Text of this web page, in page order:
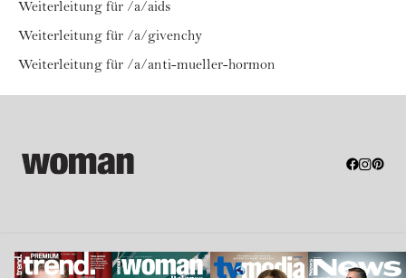
Weiterleitung für /a/aids
Weiterleitung für /a/givenchy
Weiterleitung für /a/anti-mueller-hormon